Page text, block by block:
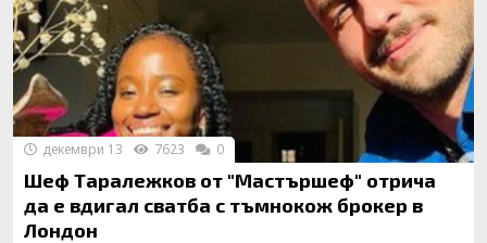
Шеф Таралежков от "Мастършеф" отрича
да е вдигал сватба с тъмнокож брокер в
Лондон
декември 13 7623 0